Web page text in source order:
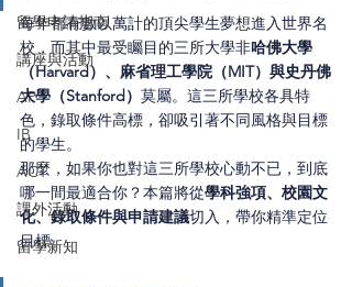
留學申請指南
講座與活動
AP
IB
ACT
課外活動
留學新知
每年都有數以萬計的頂尖學生夢想進入世界名
校，而其中最受矚目的三所大學非哈佛大學
（Harvard）、麻省理工學院（MIT）與史丹佛
大學（Stanford） 莫屬。這三所學校各具特
色，錄取條件高標，卻吸引著不同風格與目標
的學生。
那麼，如果你也對這三所學校心動不已，到底
哪一間最適合你？本篇將從學科強項、校園文
化、錄取條件與申請建議切入，帶你精準定位
目標。